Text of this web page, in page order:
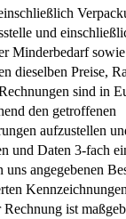
und
Minderbedarf
dieselben Preise,
sind in
den getroffenen
aufzustellen
und Daten 3-fach
angegebenen
Rechnung ist